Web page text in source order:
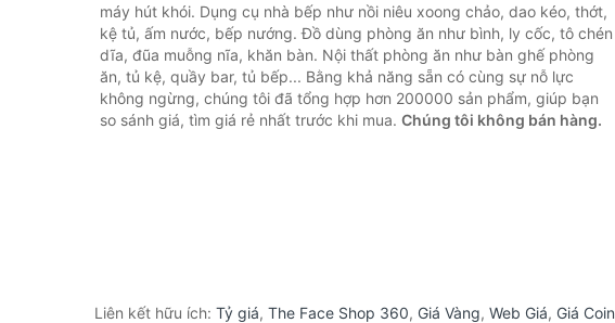
máy hút khói. Dụng cụ nhà bếp như nồi niêu xoong chảo, dao kéo, thớt,
kệ tủ, ấm nước, bếp nướng. Đồ dùng phòng ăn như bình, ly cốc, tô chén
dĩa, đũa muỗng nĩa, khăn bàn. Nội thất phòng ăn như bàn ghế phòng
ăn, tủ kệ, quầy bar, tủ bếp... Bằng khả năng sẵn có cùng sự nỗ lực
không ngừng, chúng tôi đã tổng hợp hơn 200000 sản phẩm, giúp bạn
so sánh giá, tìm giá rẻ nhất trước khi mua. Chúng tôi không bán hàng.
Liên kết hữu ích: Tỷ giá, The Face Shop 360, Giá Vàng, Web Giá, Giá Coin